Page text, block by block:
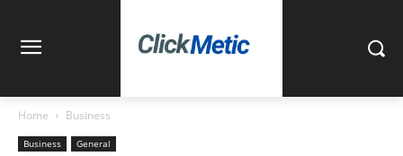
Home Business
Business General